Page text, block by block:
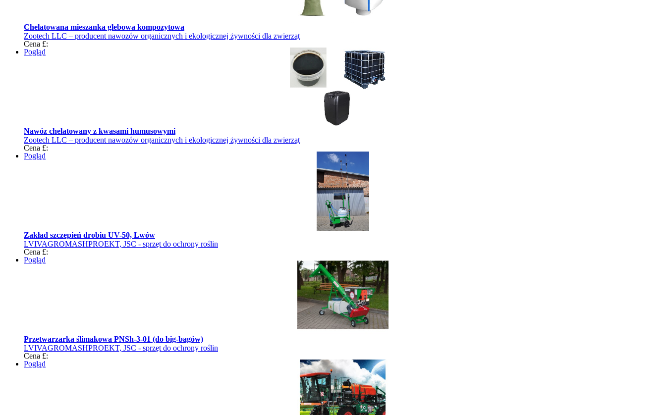
Chelatowana mieszanka glebowa kompozytowa
Zootech LLC – producent nawozów organicznych i ekologicznej żywności dla zwierząt
Cena £:
Pogląd
Nawóz chelatowany z kwasami humusowymi
Zootech LLC – producent nawozów organicznych i ekologicznej żywności dla zwierząt
Cena £:
Pogląd
Zakład szczepień drobiu UV-50, Lwów
LVIVAGROMASHPROEKT, JSC - sprzęt do ochrony roślin
Cena £:
Pogląd
Przetwarzarka ślimakowa PNSh-3-01 (do big-bagów)
LVIVAGROMASHPROEKT, JSC - sprzęt do ochrony roślin
Cena £:
Pogląd